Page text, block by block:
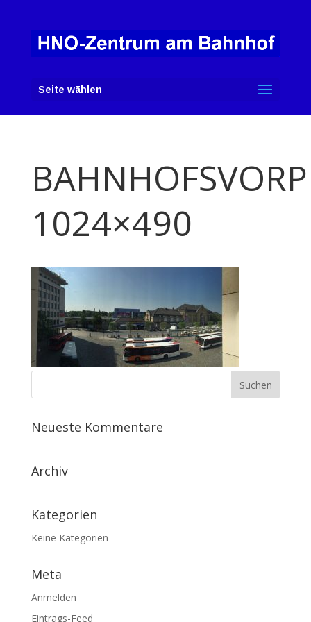
Seite wählen
1024×490
Neueste Kommentare
Archiv
Kategorien
Keine Kategorien
Meta
Anmelden
Eintrags-Feed